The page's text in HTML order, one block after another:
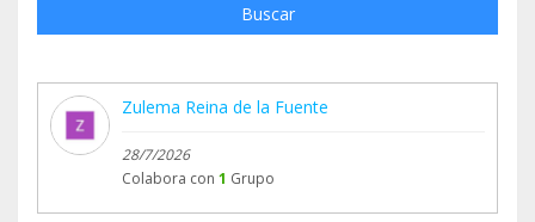
Buscar
Zulema Reina de la Fuente
28/7/2026
Colabora con 1 Grupo